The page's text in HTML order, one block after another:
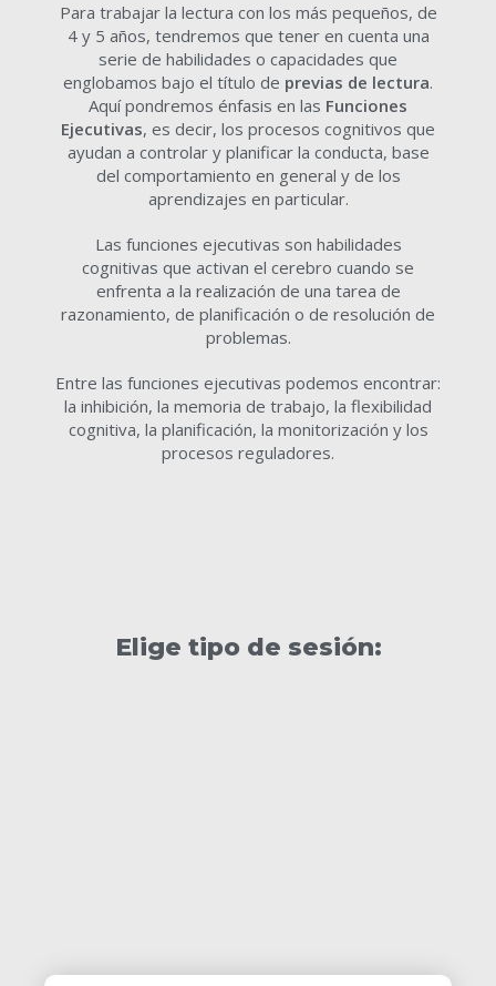
Para trabajar la lectura con los más pequeños, de
4 y 5 años, tendremos que tener en cuenta una
serie de habilidades o capacidades que
englobamos bajo el título de previas de lectura.
Aquí pondremos énfasis en las Funciones
Ejecutivas, es decir, los procesos cognitivos que
ayudan a controlar y planificar la conducta, base
del comportamiento en general y de los
aprendizajes en particular.
Las funciones ejecutivas son habilidades
cognitivas que activan el cerebro cuando se
enfrenta a la realización de una tarea de
razonamiento, de planificación o de resolución de
problemas.
Entre las funciones ejecutivas podemos encontrar:
la inhibición, la memoria de trabajo, la flexibilidad
cognitiva, la planificación, la monitorización y los
procesos reguladores.
Elige tipo de sesión: